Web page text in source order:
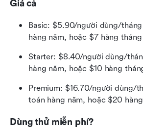
Giá cả
Basic: $5.90/người dùng/
hàng năm, hoặc $7 hàng tháng
Starter: $8.40/người dùng/
hàng năm, hoặc $10 hàng
Premium: $16.70/người dùng/
toán hàng năm, hoặc $20
Dùng thử miễn phí?